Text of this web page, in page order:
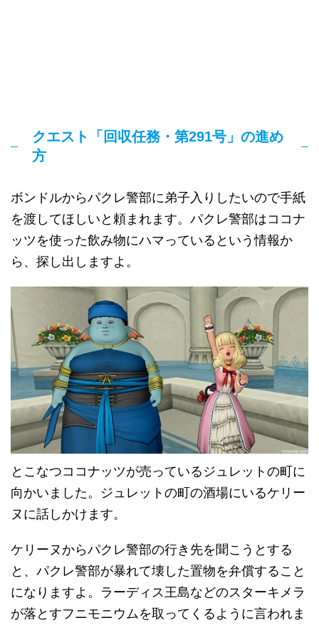
クエスト「回収任務・第291号」の進め
方
ボンドルからパクレ警部に弟子入りしたいので手紙
を渡してほしいと頼まれます。パクレ警部はココナ
ッツを使った飲み物にハマっているという情報か
ら、探し出しますよ。
とこなつココナッツが売っているジュレットの町に
向かいました。ジュレットの町の酒場にいるケリー
ヌに話しかけます。
ケリーヌからパクレ警部の行き先を聞こうとする
と、パクレ警部が暴れて壊した置物を弁償すること
になりますよ。ラーディス王島などのスターキメラ
が落とすフニモニウムを取ってくるように言われま